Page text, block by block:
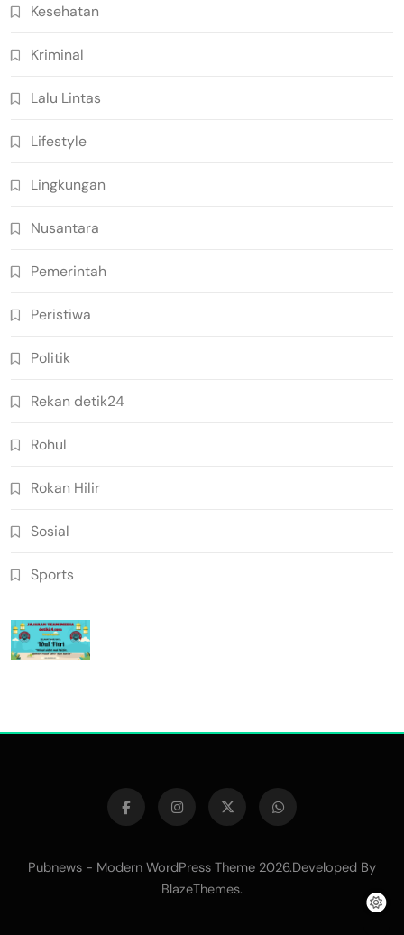
Kesehatan
Kriminal
Lalu Lintas
Lifestyle
Lingkungan
Nusantara
Pemerintah
Peristiwa
Politik
Rekan detik24
Rohul
Rokan Hilir
Sosial
Sports
Pubnews - Modern WordPress Theme 2026.Developed By
BlazeThemes.